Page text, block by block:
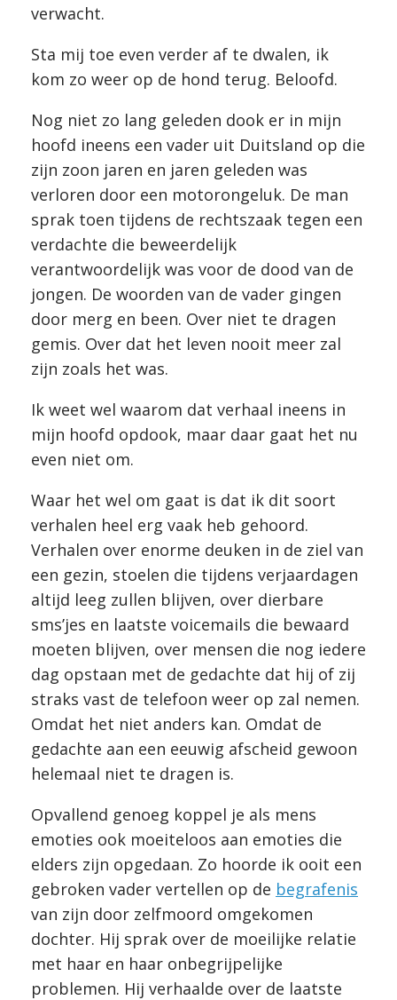
verwacht.
Sta mij toe even verder af te dwalen, ik
kom zo weer op de hond terug. Beloofd.
Nog niet zo lang geleden dook er in mijn
hoofd ineens een vader uit Duitsland op die
zijn zoon jaren en jaren geleden was
verloren door een motorongeluk. De man
sprak toen tijdens de rechtszaak tegen een
verdachte die beweerdelijk
verantwoordelijk was voor de dood van de
jongen. De woorden van de vader gingen
door merg en been. Over niet te dragen
gemis. Over dat het leven nooit meer zal
zijn zoals het was.
Ik weet wel waarom dat verhaal ineens in
mijn hoofd opdook, maar daar gaat het nu
even niet om.
Waar het wel om gaat is dat ik dit soort
verhalen heel erg vaak heb gehoord.
Verhalen over enorme deuken in de ziel van
een gezin, stoelen die tijdens verjaardagen
altijd leeg zullen blijven, over dierbare
sms’jes en laatste voicemails die bewaard
moeten blijven, over mensen die nog iedere
dag opstaan met de gedachte dat hij of zij
straks vast de telefoon weer op zal nemen.
Omdat het niet anders kan. Omdat de
gedachte aan een eeuwig afscheid gewoon
helemaal niet te dragen is.
Opvallend genoeg koppel je als mens
emoties ook moeiteloos aan emoties die
elders zijn opgedaan. Zo hoorde ik ooit een
gebroken vader vertellen op de begrafenis
van zijn door zelfmoord omgekomen
dochter. Hij sprak over de moeilijke relatie
met haar en haar onbegrijpelijke
problemen. Hij verhaalde over de laatste